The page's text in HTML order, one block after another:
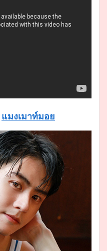
แมงเมาท์มอย